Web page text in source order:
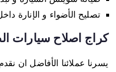
تصليح الأضواء و الإنارة
كراج اصلاح سيارات
يسرنا عملائنا الأفاضل ان